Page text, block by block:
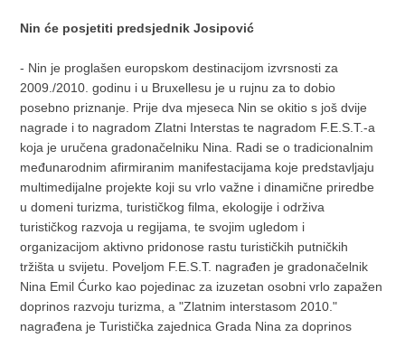
Nin će posjetiti predsjednik Josipović
- Nin je proglašen europskom destinacijom izvrsnosti za
2009./2010. godinu i u Bruxellesu je u rujnu za to dobio
posebno priznanje. Prije dva mjeseca Nin se okitio s još dvije
nagrade i to nagradom Zlatni Interstas te nagradom F.E.S.T.-a
koja je uručena gradonačelniku Nina. Radi se o tradicionalnim
međunarodnim afirmiranim manifestacijama koje predstavljaju
multimedijalne projekte koji su vrlo važne i dinamične priredbe
u domeni turizma, turističkog filma, ekologije i održiva
turističkog razvoja u regijama, te svojim ugledom i
organizacijom aktivno pridonose rastu turističkih putničkih
tržišta u svijetu. Poveljom F.E.S.T. nagrađen je gradonačelnik
Nina Emil Ćurko kao pojedinac za izuzetan osobni vrlo zapažen
doprinos razvoju turizma, a "Zlatnim interstasom 2010."
nagrađena je Turistička zajednica Grada Nina za doprinos